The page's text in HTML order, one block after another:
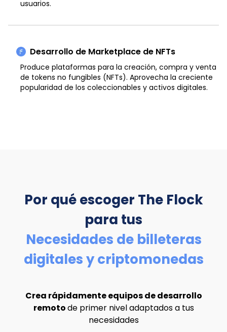
usuarios.
Desarrollo de Marketplace de NFTs
Produce plataformas para la creación, compra y venta
de tokens no fungibles (NFTs). Aprovecha la creciente
popularidad de los coleccionables y activos digitales.
Por qué escoger The Flock
para tus
Necesidades de billeteras
digitales y criptomonedas
Crea rápidamente equipos de desarrollo
remotode primer nivel adaptados a tus
necesidades